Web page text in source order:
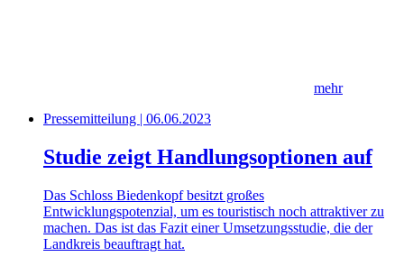
mehr
Pressemitteilung | 06.06.2023
Studie zeigt Handlungsoptionen auf
Das Schloss Biedenkopf besitzt großes
Entwicklungspotenzial, um es touristisch noch attraktiver zu
machen. Das ist das Fazit einer Umsetzungsstudie, die der
Landkreis beauftragt hat.